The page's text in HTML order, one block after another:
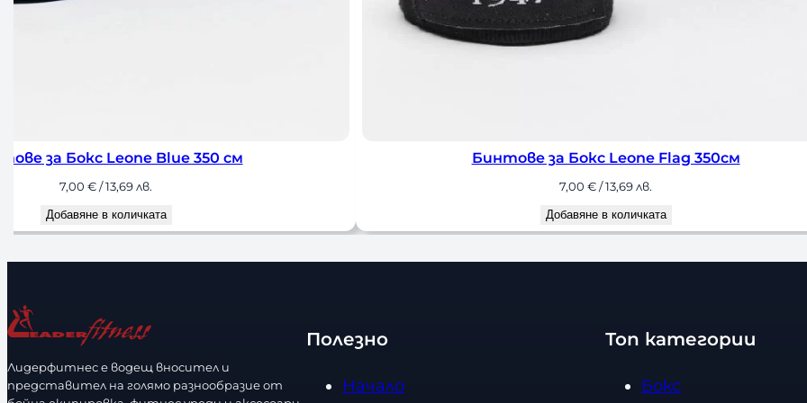
Бинтове за Бокс Leone Flag 350см Бинтове за Бокс Leone
Лидерфитнес е водещ вносител и
представител на голямо разнообразие от
Полезно
Начало
Топ категории
Бокс